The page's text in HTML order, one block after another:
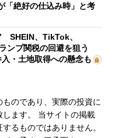
絶好の仕込み時」と考
SHEIN、TikTok、
ンプ関税の回避を狙う
・土地取得への懸念も
のであり、実際の投資に
ます。 当サイトの掲載
るものではありません。